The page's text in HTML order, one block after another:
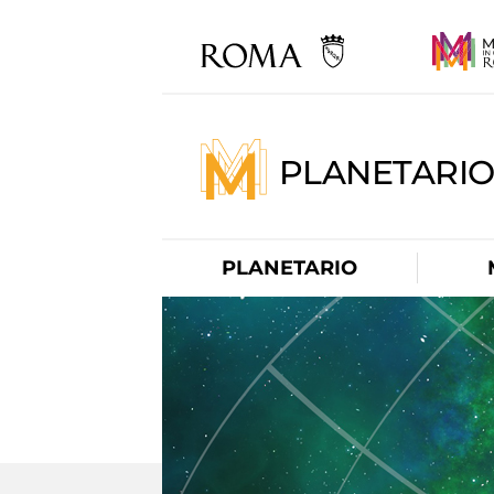
PLANETARIO
PLANETARIO